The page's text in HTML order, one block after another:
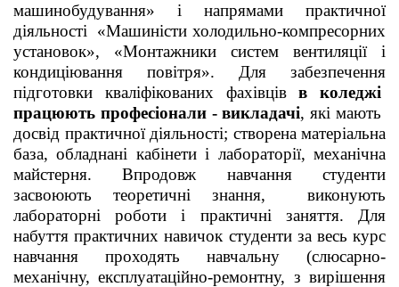
машинобудування» і напрямами практичної
діяльності «Машиністи холодильно-компресорних
установок», «Монтажники систем вентиляції і
кондиціювання повітря». Для забезпечення
підготовки кваліфікованих фахівцівв коледжі
працюють професіонали - викладачі, які мають
досвід практичної діяльності; створена матеріальна
база, обладнані кабінети і лабораторії, механічна
майстерня. Впродовж навчання студенти
засвоюють теоретичні знання, виконують
лабораторні роботи і практичні заняття. Для
набуття практичних навичок студенти за весь курс
навчання проходять навчальну (слюсарно-
механічну, експлуатаційно-ремонтну, з вирішення